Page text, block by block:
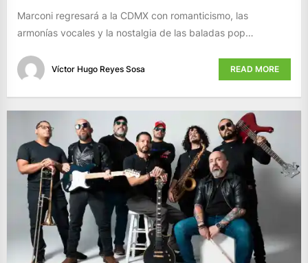
Marconi regresará a la CDMX con romanticismo, las
armonías vocales y la nostalgia de las baladas pop…
Víctor Hugo Reyes Sosa READ MORE